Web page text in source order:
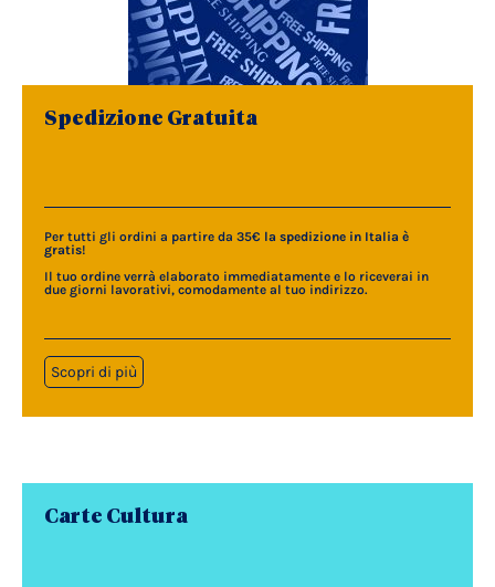
Spedizione Gratuita
Per tutti gli ordini a partire da 35€ la spedizione in Italia è
gratis!
Il tuo ordine verrà elaborato immediatamente e lo riceverai in
due giorni lavorativi, comodamente al tuo indirizzo.
Scopri di più
Carte Cultura